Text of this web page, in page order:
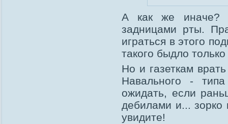
А как же иначе?
задницами рты.
играться в этого
такого быдло
Но и газеткам
Навального -
ожидать, если
дебилами и...
увидите!